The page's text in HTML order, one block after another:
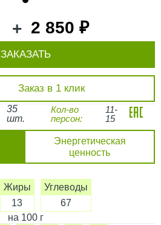
+ 2 850 ₽
Заказ в 1 клик
ЗАКАЗАТЬ
35
шт.
Кол-во
персон:
11-
15
Энергетическая
ценность
Жиры
13
Углеводы
67
на 100 г